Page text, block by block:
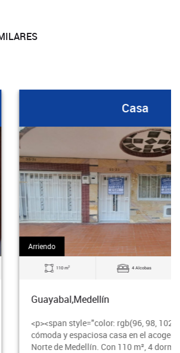
4 Alcobas 2 Baños
rgb(96, 98, 102);">Alquila esta
casa en el acogedor barrio Rodeo
Con 110 m², 4 dormitorio